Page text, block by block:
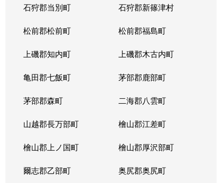
石狩郡当別町 石狩郡新篠津村
松前郡松前町 松前郡福島町
上磯郡知内町 上磯郡木古内町
亀田郡七飯町 茅部郡鹿部町
茅部郡森町 二海郡八雲町
山越郡長万部町 檜山郡江差町
檜山郡上ノ国町 檜山郡厚沢部町
爾志郡乙部町 奥尻郡奥尻町